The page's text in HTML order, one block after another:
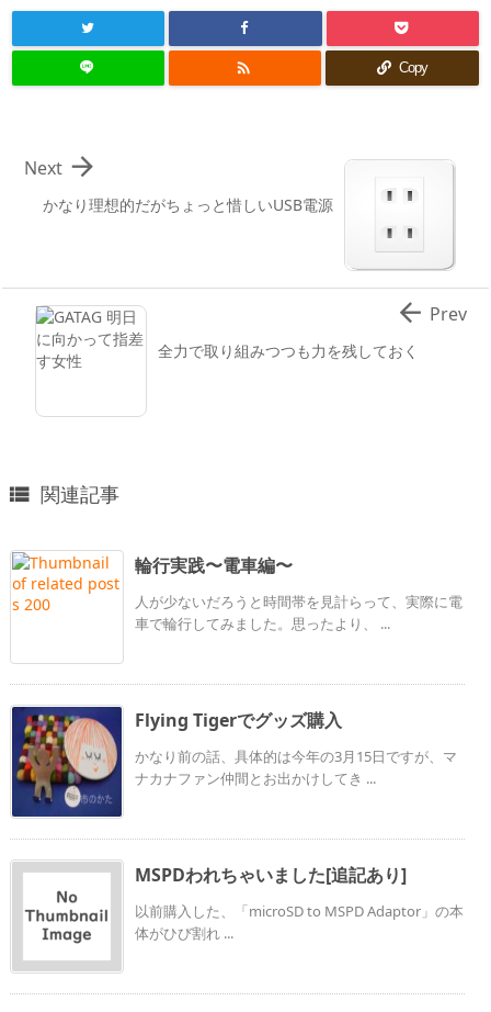
 Copy
かなり理想的だがちょっと惜しいUSB電源

Next
全力で取り組みつつも力を残しておく
 Prev
 関連記事
輪行実践〜電車編〜
人が少ないだろうと時間帯を見計らって、実際に電
車で輪行してみました。思ったより、 ...
Flying Tigerでグッズ購入
かなり前の話、具体的は今年の3月15日ですが、マ
ナカナファン仲間とお出かけしてき ...
MSPDわれちゃいました[追記あり]
以前購入した、「microSD to MSPD Adaptor」の本
体がひび割れ ...